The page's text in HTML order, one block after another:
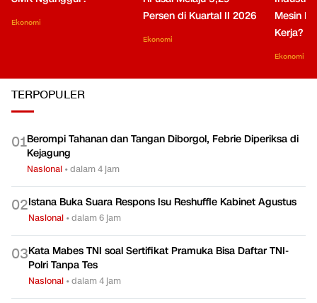
Ekonomi
Persen di Kuartal II 2026
Ekonomi
Mesin
Kerja?
Ekonomi
TERPOPULER
01Berompi Tahanan dan Tangan Diborgol, Febrie Diperiksa di
Kejagung
Nasional •dalam 4 jam
02Istana Buka Suara Respons Isu Reshuffle Kabinet Agustus
Nasional •dalam 6 jam
03Kata Mabes TNI soal Sertifikat Pramuka Bisa Daftar TNI-
Polri Tanpa Tes
Nasional •dalam 4 jam